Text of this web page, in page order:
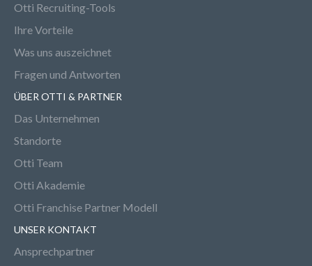
Otti Recruiting-Tools
Ihre Vorteile
Was uns auszeichnet
Fragen und Antworten
ÜBER OTTI & PARTNER
Das Unternehmen
Standorte
Otti Team
Otti Akademie
Otti Franchise Partner Modell
UNSER KONTAKT
Ansprechpartner